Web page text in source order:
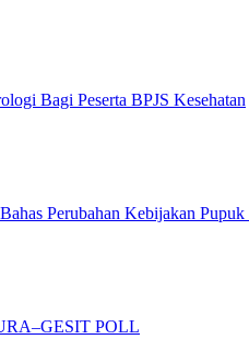
Bagi Peserta BPJS Kesehatan
Perubahan Kebijakan
POLL